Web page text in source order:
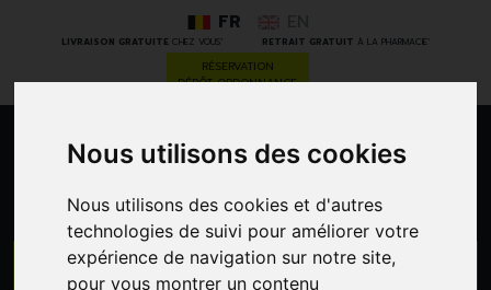
Nous utilisons des cookies
Nous utilisons des cookies et d'autres
technologies de suivi pour améliorer votre
expérience de navigation sur notre site,
pour vous montrer un contenu
LIVRAISON GRATUITECHEZ VOUS* RETRAIT GRATUIT À LA PHARMACIE *
FR
RÉSERVATION
DÉPÔT ORDONNANCE